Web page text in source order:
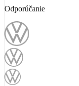
Odporúčanie